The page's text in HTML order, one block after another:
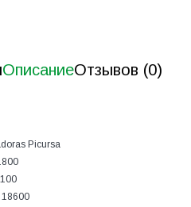
ОписаниеОтзывов (0)
Picursa
18600